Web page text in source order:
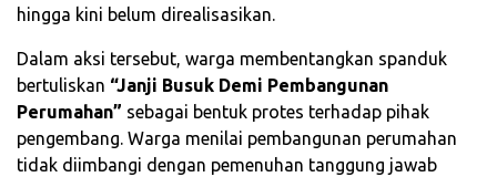
hingga kini belum direalisasikan.
Dalam aksi tersebut, warga membentangkan spanduk
bertuliskan “Janji Busuk Demi Pembangunan
Perumahan” sebagai bentuk protes terhadap pihak
pengembang. Warga menilai pembangunan perumahan
tidak diimbangi dengan pemenuhan tanggung jawab